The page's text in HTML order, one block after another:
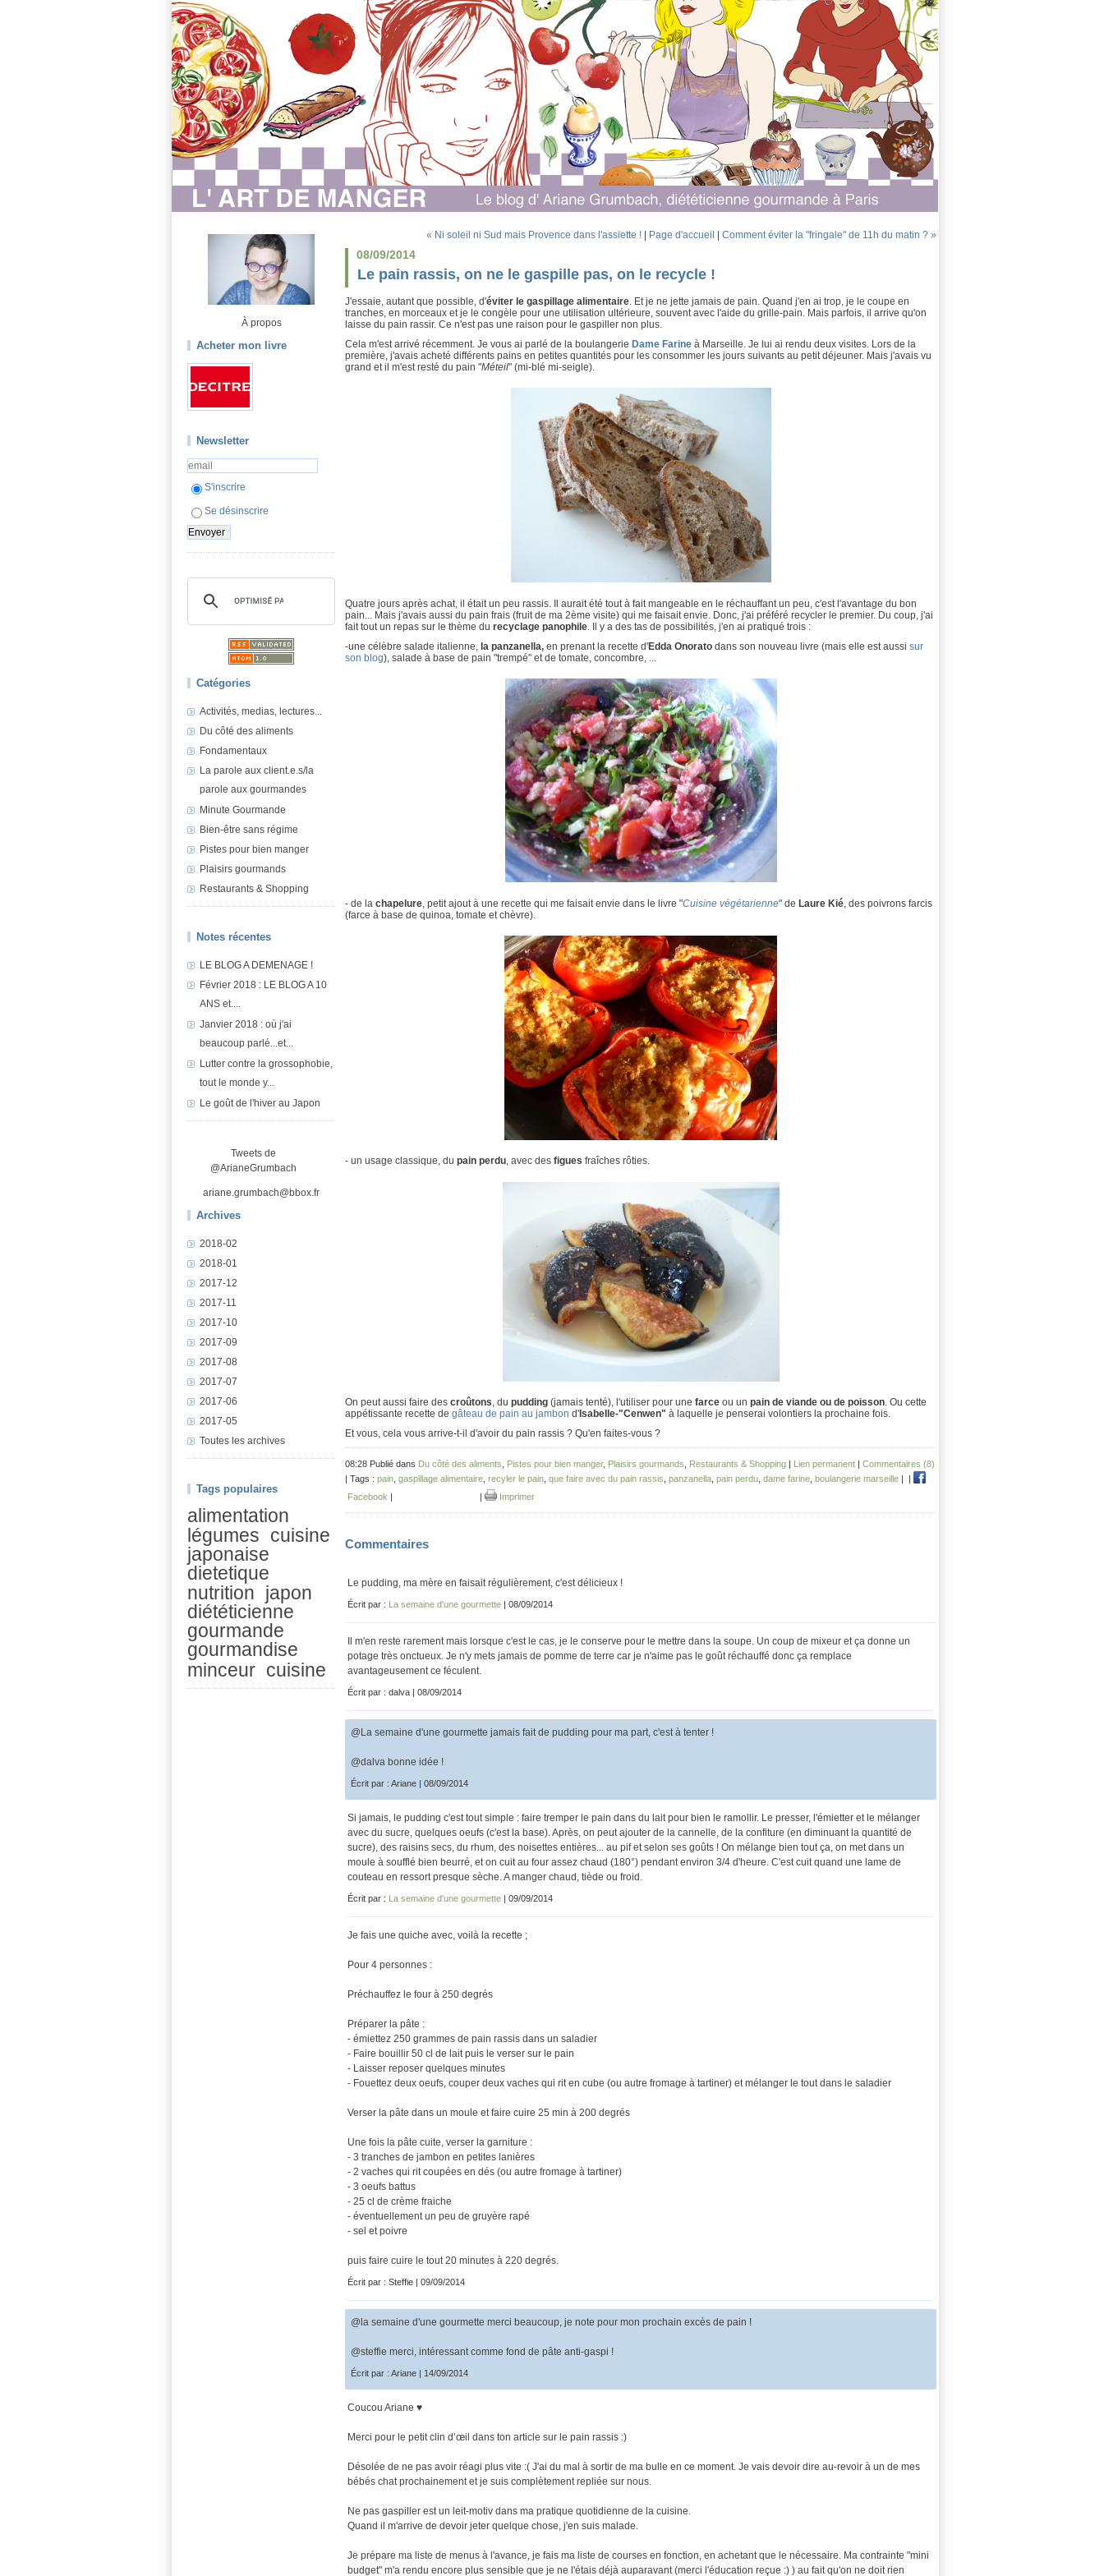
À propos
Acheter mon livre
Newsletter
S'inscrire
Se désinscrire
Catégories
Activités, medias, lectures...
Du côté des aliments
Fondamentaux
La parole aux client.e.s/la
parole aux gourmandes
Minute Gourmande
Bien-être sans régime
Pistes pour bien manger
Plaisirs gourmands
Restaurants & Shopping
Notes récentes
LE BLOG A DEMENAGE !
Février 2018 : LE BLOG A 10
ANS et....
Janvier 2018 : où j'ai
beaucoup parlé...et...
Lutter contre la grossophobie,
tout le monde y...
Le goût de l'hiver au Japon
Tweets de
@ArianeGrumbach
ariane.grumbach@bbox.fr
Archives
2018-02
2018-01
2017-12
2017-11
2017-10
2017-09
2017-08
2017-07
2017-06
2017-05
Toutes les archives
Tags populaires
alimentation
légumes cuisine
japonaise
dietetique
nutrition japon
diététicienne
gourmande
gourmandise
minceur cuisine
« Ni soleil ni Sud mais Provence dans l'assiette ! Page d'accueil Comment éviter la "fringale" de 11h du matin ? »
08/09/2014
Le pain rassis, on ne le gaspille pas, on le recycle !
J'essaie, autant que possible, d'éviter le gaspillage alimentaire. Et je ne jette jamais de pain. Quand j'en ai trop, je le coupe en
tranches, en morceaux et je le congèle pour une utilisation ultérieure, souvent avec l'aide du grille-pain. Mais parfois, il arrive qu'on
laisse du pain rassir. Ce n'est pas une raison pour le gaspiller non plus.
Cela m'est arrivé récemment. Je vous ai parlé de la boulangerie Dame Farine à Marseille. Je lui ai rendu deux visites. Lors de la
première, j'avais acheté différents pains en petites quantités pour les consommer les jours suivants au petit déjeuner. Mais j'avais vu
grand et il m'est resté du pain "Méteil" (mi-blé mi-seigle).
Quatre jours après achat, il était un peu rassis. Il aurait été tout à fait mangeable en le réchauffant un peu, c'est l'avantage du bon
pain... Mais j'avais aussi du pain frais (fruit de ma 2ème visite) qui me faisait envie. Donc, j'ai préféré recycler le premier. Du coup, j'ai
fait tout un repas sur le thème du recyclage panophile . Il y a des tas de possibilités, j'en ai pratiqué trois :
-une célèbre salade italienne, la panzanella, en prenant la recette d'Edda Onorato dans son nouveau livre (mais elle est aussi sur
son blog), salade à base de pain "trempé" et de tomate, concombre, ...
- de la chapelure , petit ajout à une recette qui me faisait envie dans le livre "Cuisine végétarienne" de Laure Kié , des poivrons farcis
(farce à base de quinoa, tomate et chèvre).
- un usage classique, du pain perdu, avec des figues fraîches rôties.
On peut aussi faire des croûtons, du pudding (jamais tenté), l'utiliser pour une farce ou un pain de viande ou de poisson. Ou cette
appétissante recette de gâteau de pain au jambon d' Isabelle-"Cenwen" à laquelle je penserai volontiers la prochaine fois.
Et vous, cela vous arrive-t-il d'avoir du pain rassis ? Qu'en faites-vous ?
08:28 Publié dans Du côté des aliments Pistes pour bien manger, Plaisirs gourmands Restaurants & Shopping | Lien permanent | Commentaires (8)
| Tags : pain gaspillage alimentaire recyler le pain que faire avec du pain rassis panzanella pain perdu dame farine boulangerie marseille |
|
Facebook | | Imprimer
Commentaires
Le pudding, ma mère en faisait régulièrement, c'est délicieux !
Écrit par : La semaine d'une gourmette | 08/09/2014
Il m'en reste rarement mais lorsque c'est le cas, je le conserve pour le mettre dans la soupe. Un coup de mixeur et ça donne un
potage très onctueux. Je n'y mets jamais de pomme de terre car je n'aime pas le goût réchauffé donc ça remplace
avantageusement ce féculent.
Écrit par : dalva | 08/09/2014
@La semaine d'une gourmette jamais fait de pudding pour ma part, c'est à tenter !
@dalva bonne idée !
Écrit par : Ariane | 08/09/2014
Si jamais, le pudding c'est tout simple : faire tremper le pain dans du lait pour bien le ramollir. Le presser, l'émietter et le mélanger
avec du sucre, quelques oeufs (c'est la base). Après, on peut ajouter de la cannelle, de la confiture (en diminuant la quantité de
sucre), des raisins secs, du rhum, des noisettes entières... au pif et selon ses goûts ! On mélange bien tout ça, on met dans un
moule à soufflé bien beurré, et on cuit au four assez chaud (180°) pendant environ 3/4 d'heure. C'est cuit quand une lame de
couteau en ressort presque sèche. A manger chaud, tiède ou froid.
Écrit par : La semaine d'une gourmette | 09/09/2014
Je fais une quiche avec, voilà la recette ;
Pour 4 personnes :
Préchauffez le four à 250 degrés
Préparer la pâte :
- émiettez 250 grammes de pain rassis dans un saladier
- Faire bouillir 50 cl de lait puis le verser sur le pain
- Laisser reposer quelques minutes
- Fouettez deux oeufs, couper deux vaches qui rit en cube (ou autre fromage à tartiner) et mélanger le tout dans le saladier
Verser la pâte dans un moule et faire cuire 25 min à 200 degrés
Une fois la pâte cuite, verser la garniture :
- 3 tranches de jambon en petites lanières
- 2 vaches qui rit coupées en dés (ou autre fromage à tartiner)
- 3 oeufs battus
- 25 cl de crème fraiche
- éventuellement un peu de gruyère rapé
- sel et poivre
puis faire cuire le tout 20 minutes à 220 degrés.
Écrit par : Steffie | 09/09/2014
@la semaine d'une gourmette merci beaucoup, je note pour mon prochain excès de pain !
@steffie merci, intéressant comme fond de pâte anti-gaspi !
Écrit par : Ariane | 14/09/2014
Coucou Ariane ♥
Merci pour le petit clin d’œil dans ton article sur le pain rassis :)
Désolée de ne pas avoir réagi plus vite :( J'ai du mal à sortir de ma bulle en ce moment. Je vais devoir dire au-revoir à un de mes
bébés chat prochainement et je suis complètement repliée sur nous.
Ne pas gaspiller est un leit-motiv dans ma pratique quotidienne de la cuisine.
Quand il m'arrive de devoir jeter quelque chose, j'en suis malade.
Je prépare ma liste de menus à l'avance, je fais ma liste de courses en fonction, en achetant que le nécessaire. Ma contrainte "mini
budget" m'a rendu encore plus sensible que je ne l'étais déjà auparavant (merci l'éducation reçue :) ) au fait qu'on ne doit rien